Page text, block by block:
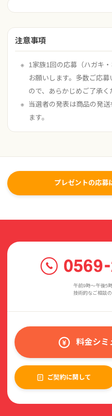
注意事項
1家族1回の応募（ハガキ
お願いします。多数ご応
ので、あらかじめご了承く
当選者の発表は商品の発
ます。
プレゼントの応募
午前9時〜午後5
技術的なご相談
料金シミ
ご契約に関して